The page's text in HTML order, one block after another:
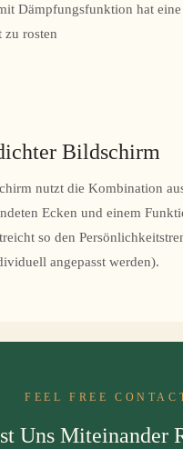
Dämpfungsfunktion hat
rosten
Bildschirm
nutzt die Kombination
Ecken und einem
so den
angepasst werden).
FEEL FREE
Uns Miteinander